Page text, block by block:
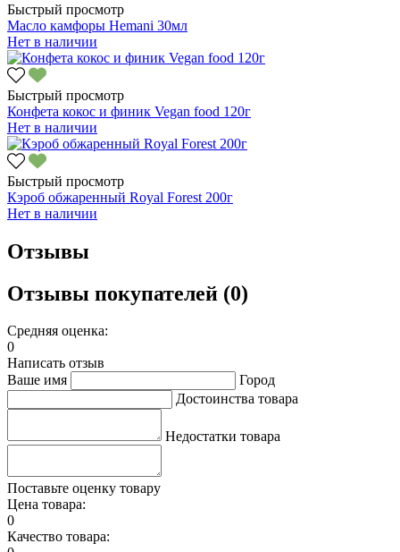
Быстрый просмотр
Масло камфоры Hemani 30мл
Нет в наличии
Быстрый просмотр
Конфета кокос и финик Vegan food 120г
Нет в наличии
Быстрый просмотр
Кэроб обжаренный Royal Forest 200г
Нет в наличии
Отзывы
Отзывы покупателей (0)
Средняя оценка:
0
Написать отзыв
Ваше имя
Город
Достоинства товара
Недостатки товара
Поставьте оценку товару
Цена товара:
0
Качество товара: